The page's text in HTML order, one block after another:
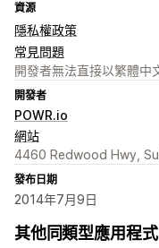
資源
隱私權政策
常見問題
開發者無法直接以繁體中
開發者
POWR.io
網站
4460 Redwood Hwy,
發布日期
2014年7月9日
其他同類型應用程式